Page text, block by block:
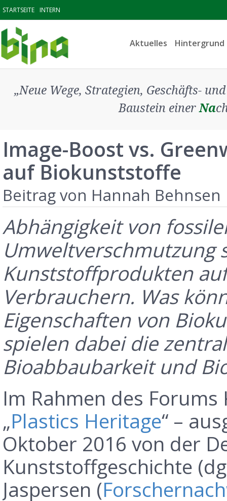
NAVIGATION
STARTSEITE INTERN
Aktuelles Hintergrund
„Neue Wege, Strategien, Geschäfts-
Baustein einerNa
Image-Boost vs.
auf Biokunststoffe
Beitrag von Hannah
Abhängigkeit von
Umweltverschmutzung
Kunststoffprodukten
Verbrauchern. Was
Eigenschaften von
spielen dabei die
Bioabbaubarkeit und
Im Rahmen des
„Plastics Heritage“ –
Oktober 2016 von der
Kunststoffgeschichte
Jaspersen (